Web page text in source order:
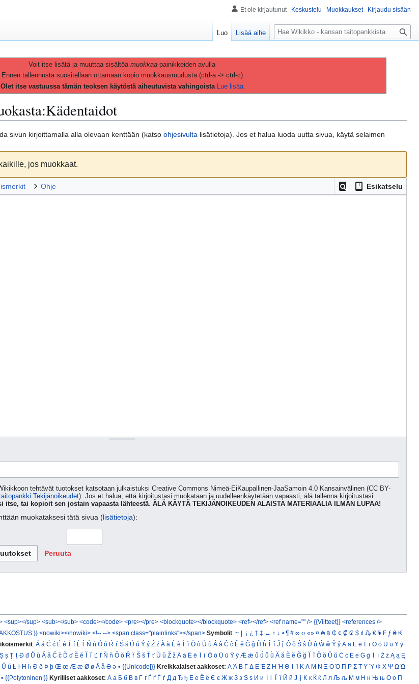
Voit itse lisätä ja muuttaa sisältöä muokkaa-painikkeiden avulla
Ennen tallennusta suositellaan ottamaan kopio muokkausruudusta (ctrl-a -> ctrl-c)
Olet itse vastuussa tämän teoksen käytöstä aiheutuvista vahingoista Lue lisää.
:Kädentaidot
sivun kirjoittamalla alla olevaan kenttään (katso ohjesivulta lisätietoja). Jos et halua luoda uutta sivua, käytä selaimen
jos muokkaat.
Esikatselu
Ohje
tehtävät tuotokset katsotaan julkaistuksi Creative Commons Nimeä-EiKaupallinen-JaaSamoin 4.0 Kansainvälinen (CC BY-
). Jos et halua, että kirjoitustasi muokataan ja uudelleenkäytetään vapaasti, älä tallenna kirjoitustasi.
itse, tai kopioit sen jostain vapaasta lähteestä. ÄLÄ KÄYTÄ TEKIJÄNOIKEUDEN ALAISTA MATERIAALIA ILMAN LUPAA!
muokataksesi tätä sivua (lisätietoja):
Peruuta
<sup></sup> <sub></sub> <code></code> <pre></pre> <blockquote></blockquote> <ref></ref> <ref name="" /> {{Viitteet}} <references />
<nowiki></nowiki> <!-- --> <span class="plainlinks"></span> Symbolit: ~ | ¡ ¿ † ‡ ↔ ↑ ↓ • ¶ # ∞ ‹› «» ¤ ₳ ฿ ₵ ¢ ₡ ₢ $ ₫ ₯ € ₠ ₣ ƒ ₴ ₭
:Á á Ć ć É é Í í Ĺ ĺ Ń ń Ó ó Ŕ ŕ Ś ś Ú ú Ý ý Ź ź À à È è Ì ì Ò ò Ù ù Â â Ĉ ĉ Ê ê Ĝ ĝ Ĥ ĥ Î î Ĵ ĵ Ô ô Ŝ ŝ Û û Ŵ ŵ Ŷ ŷ Ä ä Ë ë Ï ï Ö ö Ü ü Ÿ ÿ
Ș ș Ț ț Đ đ Ů ů Ǎ ǎ Č č Ď ď Ě ě Ǐ ǐ Ľ ľ Ň ň Ǒ ǒ Ř ř Š š Ť ť Ǔ ǔ Ž ž Ā ā Ē ē Ī ī Ō ō Ū ū Ȳ ȳ Ǣ ǣ ǖ ǘ ǚ ǜ Ă ă Ĕ ĕ Ğ ğ Ĭ ĭ Ŏ ŏ Ŭ ŭ Ċ ċ Ė ė Ġ ġ İ ı Ż ż Ą ą Ę
Ű ű Ŀ ŀ Ħ ħ Ð ð Þ þ Œ œ Æ æ Ø ø Å å Ə ə • {{Unicode|}} Kreikkalaiset aakkoset: Α Ά Β Γ Δ Ε Έ Ζ Η Ή Θ Ι Ί Κ Λ Μ Ν Ξ Ο Ό Π Ρ Σ Τ Υ Ύ Φ Χ Ψ Ω Ώ
• {{Polytoninen|}} Kyrilliset aakkoset: А а Б б В в Г г Ґ ґ Ѓ ѓ Д д Ђ ђ Е е Ё ё Є є Ж ж З з Ѕ ѕ И и І і Ї ї Й й Ј ј К к Ќ ќ Л л Љ љ М м Н н Њ њ О о П
Et ole kirjautunut Keskustelu Muokkaukset Kirjaudu sisään
Luo Lisää aihe
H
a